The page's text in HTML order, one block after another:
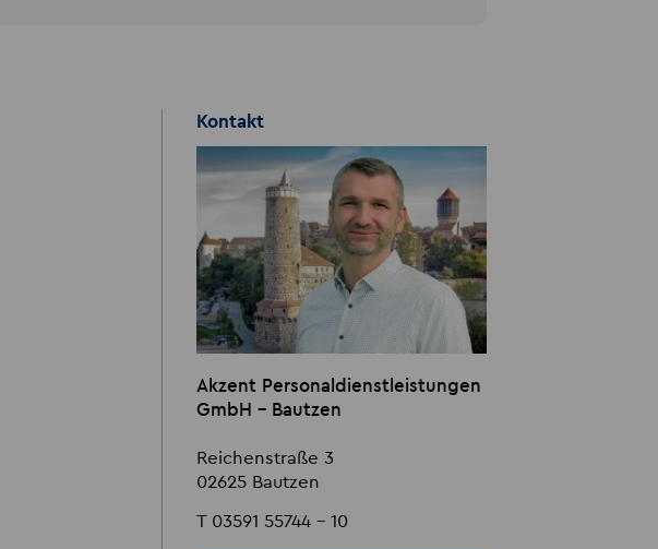
Kontakt
Akzent Personaldienstleistungen
GmbH - Bautzen
Reichenstraße 3
02625 Bautzen
T 03591 55744 - 10